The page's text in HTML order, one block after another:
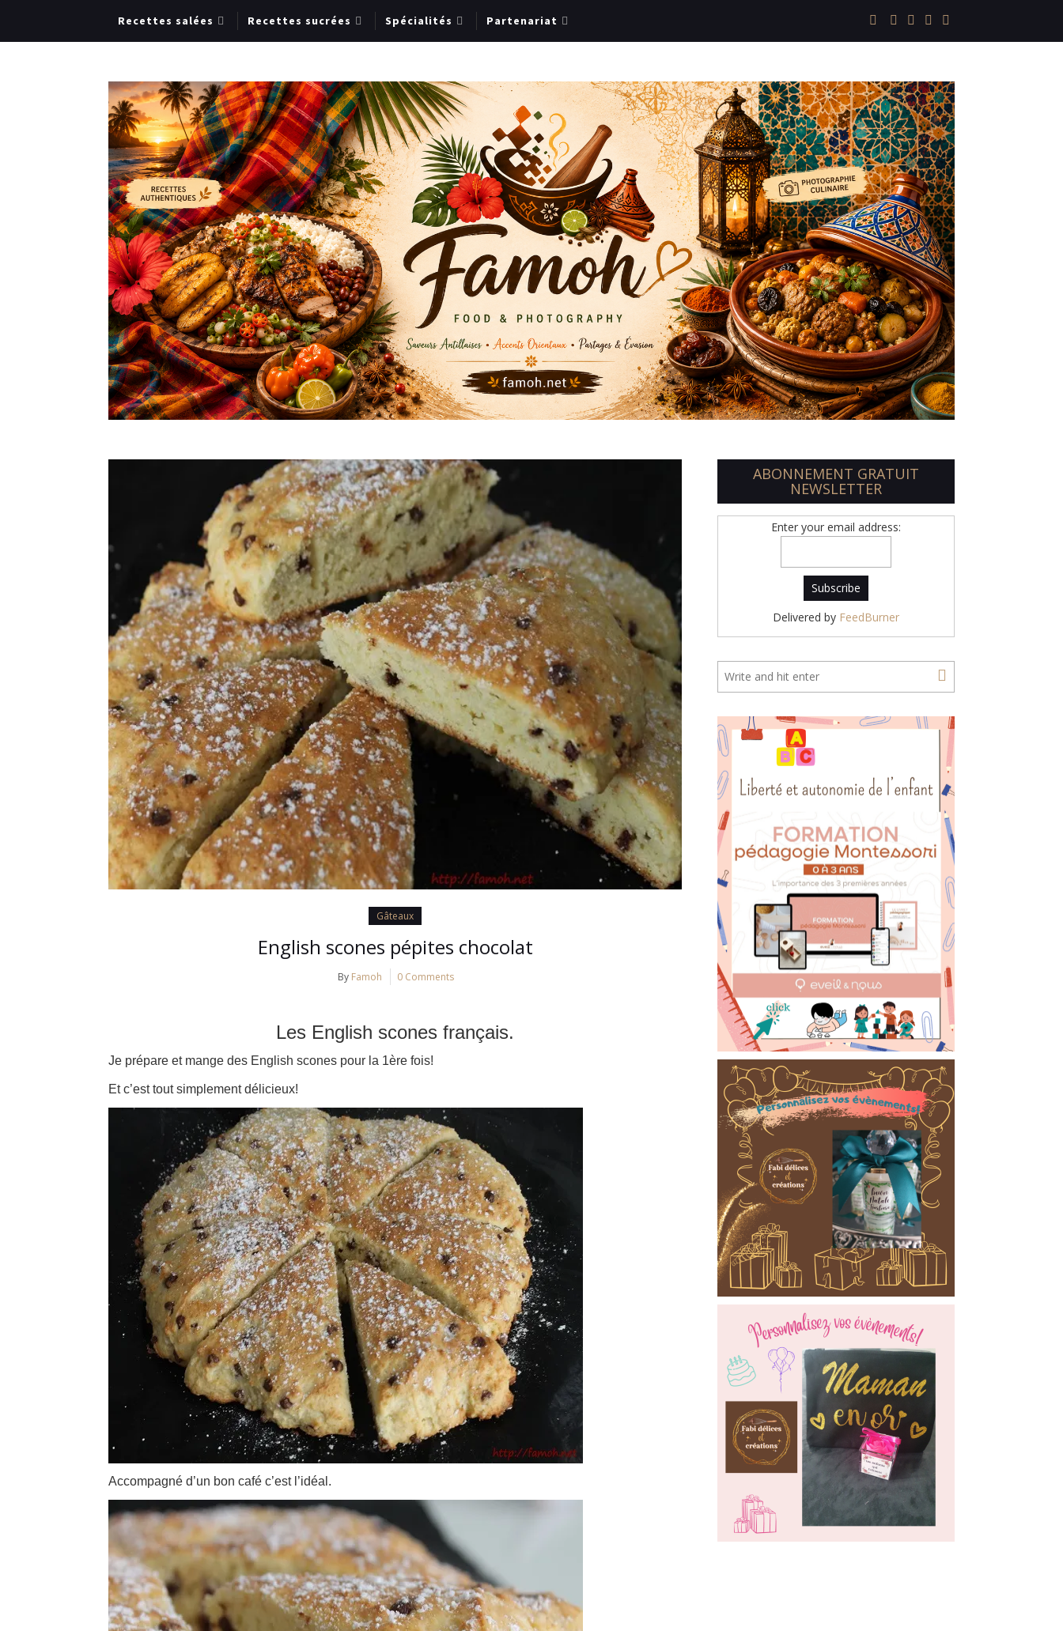
Recettes salées Recettes sucrées Spécialités Partenariat
Gâteaux
English scones pépites chocolat
By Famoh 0 Comments
Les English scones français.
Je prépare et mange des English scones pour la 1ère fois!
Et c’est tout simplement délicieux!
Accompagné d’un bon café c’est l’idéal.
ABONNEMENT GRATUIT
NEWSLETTER
Enter your email address:
Delivered by FeedBurner